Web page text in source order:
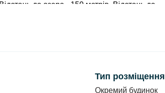
до озера - 150 метрів. Відстань до
з вулиці. 2, 3-місні номери на 1
Тип розміщення
Окремий будинок